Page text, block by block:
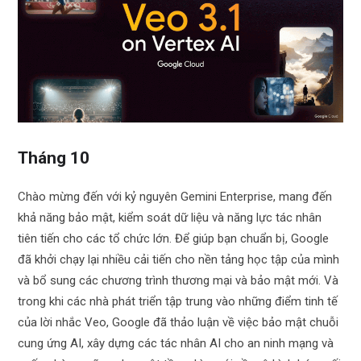
Tháng 10
Chào mừng đến với kỷ nguyên Gemini Enterprise, mang đến
khả năng bảo mật, kiểm soát dữ liệu và năng lực tác nhân
tiên tiến cho các tổ chức lớn. Để giúp bạn chuẩn bị, Google
đã khởi chạy lại nhiều cải tiến cho nền tảng học tập của mình
và bổ sung các chương trình thương mại và bảo mật mới. Và
trong khi các nhà phát triển tập trung vào những điểm tinh tế
của lời nhắc Veo, Google đã thảo luận về việc bảo mật chuỗi
cung ứng AI, xây dựng các tác nhân AI cho an ninh mạng và